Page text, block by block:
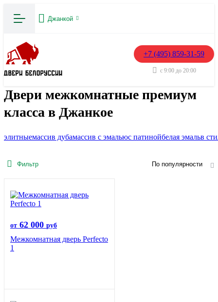
Джанкой
+7 (495) 859-31-59
с 9:00 до 20:00
Двери межкомнатные премиум
класса в Джанкое
элитныемассив дубамассив с эмальюс патинойбелая эмальв
Фильтр По популярности
от 62 000 руб
Межкомнатная дверь Perfecto
1